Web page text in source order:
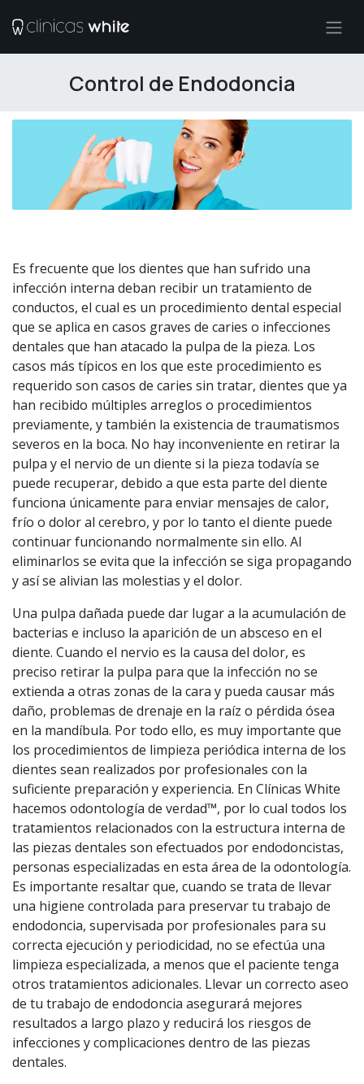
Control de Endodoncia
Es frecuente que los dientes que han sufrido una
infección interna deban recibir un tratamiento de
conductos, el cual es un procedimiento dental especial
que se aplica en casos graves de caries o infecciones
dentales que han atacado la pulpa de la pieza. Los
casos más típicos en los que este procedimiento es
requerido son casos de caries sin tratar, dientes que ya
han recibido múltiples arreglos o procedimientos
previamente, y también la existencia de traumatismos
severos en la boca. No hay inconveniente en retirar la
pulpa y el nervio de un diente si la pieza todavía se
puede recuperar, debido a que esta parte del diente
funciona únicamente para enviar mensajes de calor,
frío o dolor al cerebro, y por lo tanto el diente puede
continuar funcionando normalmente sin ello. Al
eliminarlos se evita que la infección se siga propagando
y así se alivian las molestias y el dolor.
Una pulpa dañada puede dar lugar a la acumulación de
bacterias e incluso la aparición de un absceso en el
diente. Cuando el nervio es la causa del dolor, es
preciso retirar la pulpa para que la infección no se
extienda a otras zonas de la cara y pueda causar más
daño, problemas de drenaje en la raíz o pérdida ósea
en la mandíbula. Por todo ello, es muy importante que
los procedimientos de limpieza periódica interna de los
dientes sean realizados por profesionales con la
suficiente preparación y experiencia. En Clínicas White
hacemos odontología de verdad™, por lo cual todos los
tratamientos relacionados con la estructura interna de
las piezas dentales son efectuados por endodoncistas,
personas especializadas en esta área de la odontología.
Es importante resaltar que, cuando se trata de llevar
una higiene controlada para preservar tu trabajo de
endodoncia, supervisada por profesionales para su
correcta ejecución y periodicidad, no se efectúa una
limpieza especializada, a menos que el paciente tenga
otros tratamientos adicionales. Llevar un correcto aseo
de tu trabajo de endodoncia asegurará mejores
resultados a largo plazo y reducirá los riesgos de
infecciones y complicaciones dentro de las piezas
dentales.